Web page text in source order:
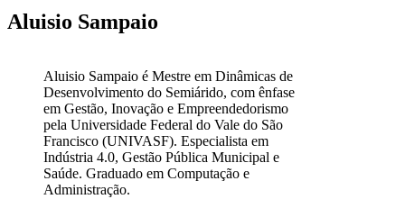
Aluisio Sampaio
Aluisio Sampaio é Mestre em Dinâmicas de
Desenvolvimento do Semiárido, com ênfase
em Gestão, Inovação e Empreendedorismo
pela Universidade Federal do Vale do São
Francisco (UNIVASF). Especialista em
Indústria 4.0, Gestão Pública Municipal e
Saúde. Graduado em Computação e
Administração.